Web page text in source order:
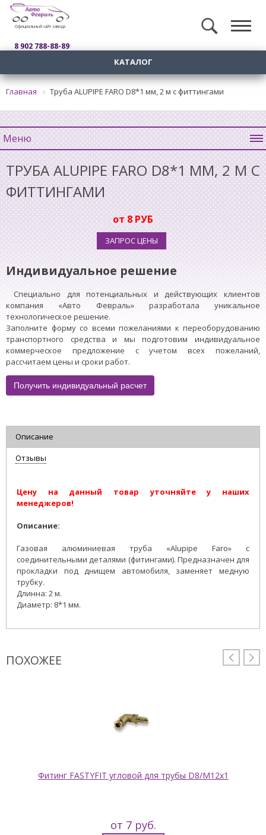
Официальный сайт завода
8 902 788-88-89
КАТАЛОГ
Главная Труба ALUPIPE FARO D8*1 мм, 2 м с фиттингами
Меню
ТРУБА ALUPIPE FARO D8*1 ММ, 2 М С
ФИТТИНГАМИ
от 8 РУБ
ЗАПРОС ЦЕНЫ
Индивидуальное решение
Специально для потенциальных и действующих клиентов
компания «Авто Февраль» разработала уникальное
технологическое решение.
Заполните форму со всеми пожеланиями к переоборудованию
транспортного средства и мы подготовим индивидуальное
коммерческое предложение с учетом всех пожеланий,
рассчитаем цены и сроки работ.
Получить индивидуальный расчет
Описание
Отзывы
Цену на данный товар уточняйте у наших
менеджеров!
Описание:
Газовая алюминиевая труба «Alupipe Faro» с
соединительными деталями (фитингами). Предназначен для
прокладки под днищем автомобиля, заменяет медную
трубку.
Длинна: 2 м.
Диаметр: 8*1 мм.
 
ПОХОЖЕЕ
Фитинг FASTYFIT угловой для трубы D8/M12x1
от 7 руб.